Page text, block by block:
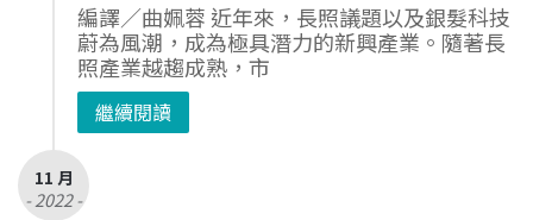
編譯／曲姵蓉 近年來，長照議題以及銀髮科技
蔚為風潮，成為極具潛力的新興產業。隨著長
照產業越趨成熟，市
繼續閱讀
11 月
- 2022 -